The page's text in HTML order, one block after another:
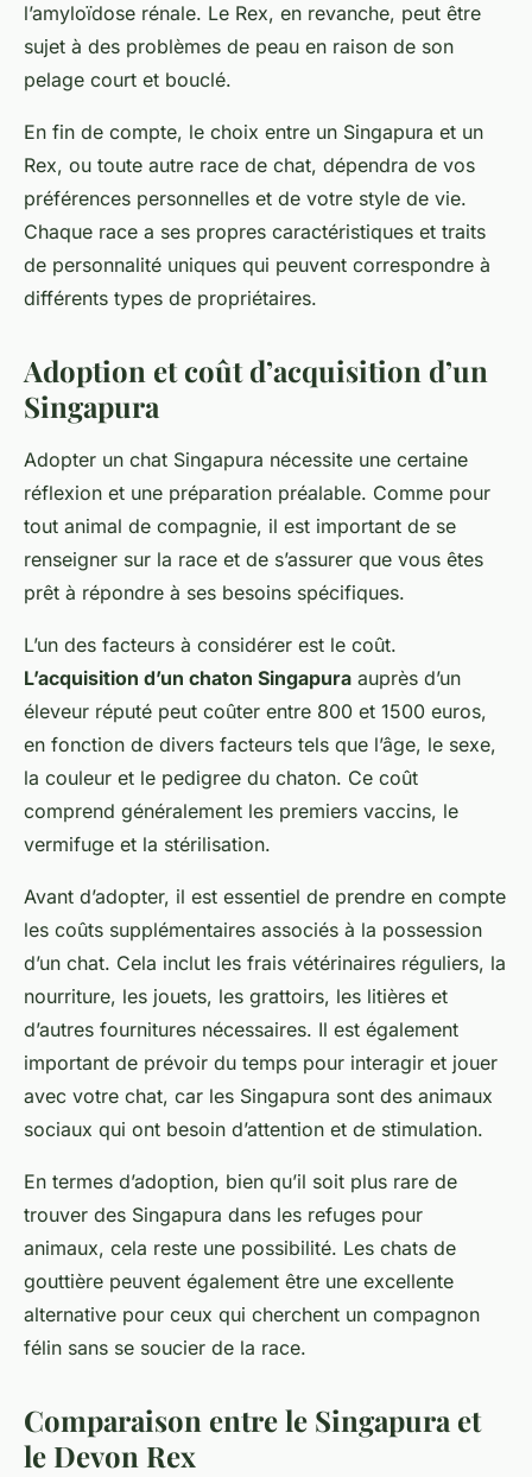
l’amyloïdose rénale. Le Rex, en revanche, peut être
sujet à des problèmes de peau en raison de son
pelage court et bouclé.
En fin de compte, le choix entre un Singapura et un
Rex, ou toute autre race de chat, dépendra de vos
préférences personnelles et de votre style de vie.
Chaque race a ses propres caractéristiques et traits
de personnalité uniques qui peuvent correspondre à
différents types de propriétaires.
Adoption et coût d’acquisition d’un
Singapura
Adopter un chat Singapura nécessite une certaine
réflexion et une préparation préalable. Comme pour
tout animal de compagnie, il est important de se
renseigner sur la race et de s’assurer que vous êtes
prêt à répondre à ses besoins spécifiques.
L’un des facteurs à considérer est le coût.
L’acquisition d’un chaton Singapura auprès d’un
éleveur réputé peut coûter entre 800 et 1500 euros,
en fonction de divers facteurs tels que l’âge, le sexe,
la couleur et le pedigree du chaton. Ce coût
comprend généralement les premiers vaccins, le
vermifuge et la stérilisation.
Avant d’adopter, il est essentiel de prendre en compte
les coûts supplémentaires associés à la possession
d’un chat. Cela inclut les frais vétérinaires réguliers, la
nourriture, les jouets, les grattoirs, les litières et
d’autres fournitures nécessaires. Il est également
important de prévoir du temps pour interagir et jouer
avec votre chat, car les Singapura sont des animaux
sociaux qui ont besoin d’attention et de stimulation.
En termes d’adoption, bien qu’il soit plus rare de
trouver des Singapura dans les refuges pour
animaux, cela reste une possibilité. Les chats de
gouttière peuvent également être une excellente
alternative pour ceux qui cherchent un compagnon
félin sans se soucier de la race.
Comparaison entre le Singapura et
le Devon Rex